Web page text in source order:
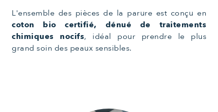
L'ensemble des pièces de la parure est conçu en
coton bio certifié, dénué de traitements
chimiques nocifs, idéal pour prendre le plus
grand soin des peaux sensibles.